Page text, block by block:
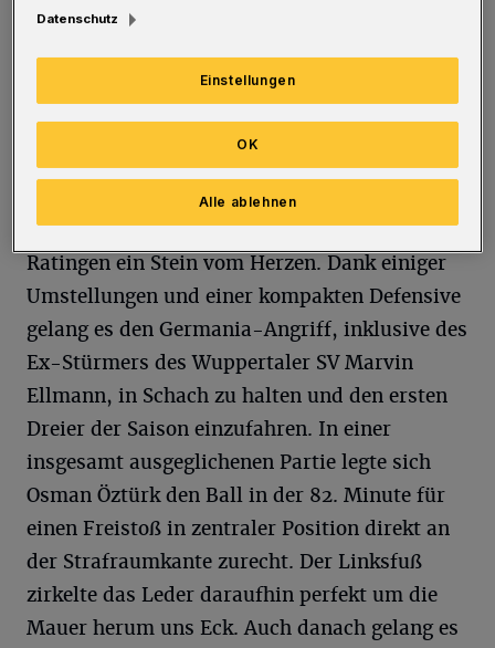
Nachbericht
Oberliga:
Cronenberger SC - Germania Ratingen 1:0
Spielern und Verantwortlichen des
Cronenberger SC fiel nach dem Spiel gegen
Ratingen ein Stein vom Herzen. Dank einiger
Umstellungen und einer kompakten Defensive
gelang es den Germania-Angriff, inklusive des
Ex-Stürmers des Wuppertaler SV Marvin
Ellmann, in Schach zu halten und den ersten
Dreier der Saison einzufahren. In einer
insgesamt ausgeglichenen Partie legte sich
Osman Öztürk den Ball in der 82. Minute für
einen Freistoß in zentraler Position direkt an
der Strafraumkante zurecht. Der Linksfuß
zirkelte das Leder daraufhin perfekt um die
Mauer herum uns Eck. Auch danach gelang es
Datenschutz
Einstellungen
Alle ablehnen
OK